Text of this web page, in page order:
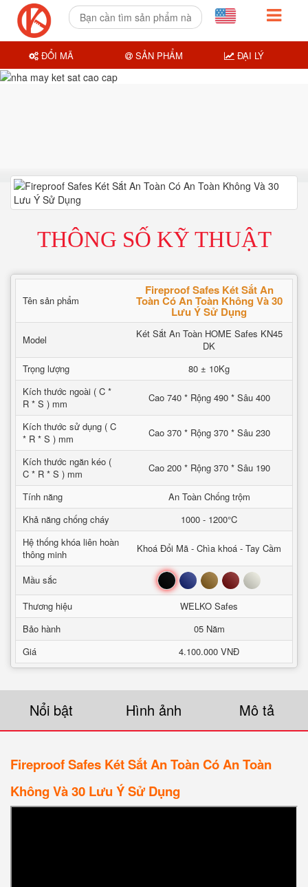
THÔNG SỐ KỸ THUẬT
Tên sản phẩm
Fireproof Safes Két Sắt An
Toàn Có An Toàn Không Và 30
Lưu Ý Sử Dụng
Model
Két Sắt An Toàn HOME Safes KN45
DK
Trọng lượng
80 ± 10Kg
Kích thước ngoài ( C *
R * S ) mm
Cao 740 * Rộng 490 * Sâu 400
Kích thước sử dụng ( C
* R * S ) mm
Cao 370 * Rộng 370 * Sâu 230
Kích thước ngăn kéo (
C * R * S ) mm
Cao 200 * Rộng 370 * Sâu 190
Tính năng
An Toàn Chống trộm
Khả năng chống cháy
1000 - 1200°C
Hệ thống khóa liên hoàn
thông minh
Khoá Đổi Mã - Chìa khoá - Tay Cầm
Mầu sắc Đen Xanh Nâu Đỏ Trắng
Thương hiệu
WELKO Safes
Bảo hành
05 Năm
Giá
4.100.000 VNĐ
Nổi bật Hình ảnh Mô tả
Fireproof Safes Két Sắt An Toàn Có An Toàn
Không Và 30 Lưu Ý Sử Dụng
ĐỔI MÃ SẢN PHẨM ĐẠI LÝ